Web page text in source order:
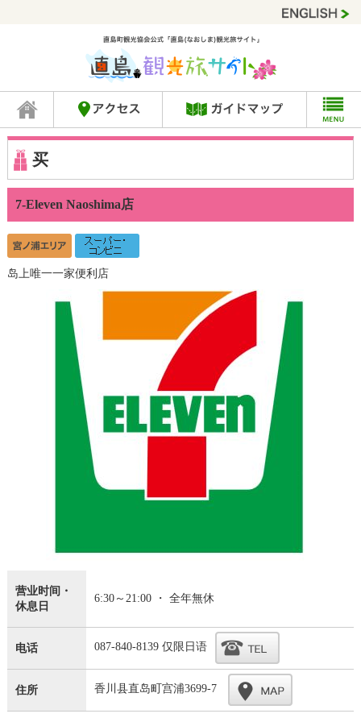
买
7-Eleven Naoshima店
岛上唯一一家便利店
营业时间・
休息日
6:30～21:00 ・ 全年無休
电话 087-840-8139 仅限日语
住所 香川县直岛町宫浦3699-7